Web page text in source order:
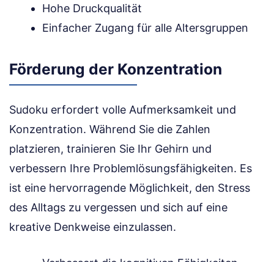
Hohe Druckqualität
Einfacher Zugang für alle Altersgruppen
Förderung der Konzentration
Sudoku erfordert volle Aufmerksamkeit und
Konzentration. Während Sie die Zahlen
platzieren, trainieren Sie Ihr Gehirn und
verbessern Ihre Problemlösungsfähigkeiten. Es
ist eine hervorragende Möglichkeit, den Stress
des Alltags zu vergessen und sich auf eine
kreative Denkweise einzulassen.